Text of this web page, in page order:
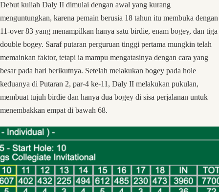
Debut kuliah Daly II dimulai dengan awal yang kurang
menguntungkan, karena pemain berusia 18 tahun itu membuka dengan
11-over 83 yang menampilkan hanya satu birdie, enam bogey, dan tiga
double bogey. Saraf putaran perguruan tinggi pertama mungkin telah
memainkan faktor, tetapi ia mampu mengatasinya dengan cara yang
besar pada hari berikutnya. Setelah melakukan bogey pada hole
keduanya di Putaran 2, par-4 ke-11, Daly II melakukan pukulan,
membuat tujuh birdie dan hanya dua bogey di sisa perjalanan untuk
menembakkan empat di bawah 68.